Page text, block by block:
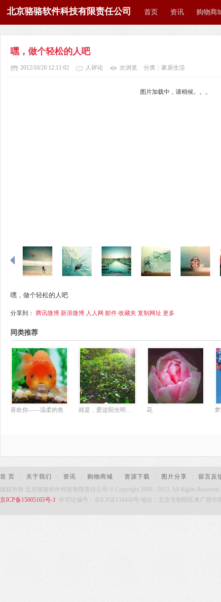
北京骆骆软件科技有限责任公司 首页 资讯 购物商
嘿，做个轻松的人吧
2012/10/20 12:11:02 人评论 次浏览 分类：家居生活
图片加载中，请稍候。。。
嘿，做个轻松的人吧
分享到： 腾讯微博 新浪微博 人人网 邮件 收藏夹 复制网址 更多
同类推荐
喜欢你——温柔的鱼 就是，爱这阳光明媚的模样。 花
首 页 关于我们 资讯 购物商城 资源下载 图片分享
留言反
版权所有 北京骆骆软件科技有限责任公司 © Copyright 2009 - 2013. All Rights
京ICP备15005165号-1 许可证编号：京ICP证150450号 地址：北京市朝阳区来广营